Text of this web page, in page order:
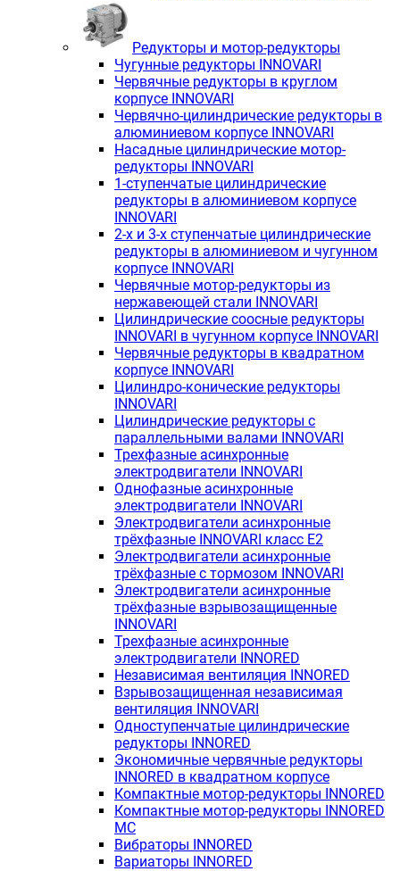
Редукторы и мотор-редукторы
Чугунные редукторы INNOVARI
Червячные редукторы в круглом
корпусе INNOVARI
Червячно-цилиндрические редукторы в
алюминиевом корпусе INNOVARI
Насадные цилиндрические мотор-
редукторы INNOVARI
1-ступенчатые цилиндрические
редукторы в алюминиевом корпусе
INNOVARI
2-х и 3-х ступенчатые цилиндрические
редукторы в алюминиевом и чугунном
корпусе INNOVARI
Червячные мотор-редукторы из
нержавеющей стали INNOVARI
Цилиндрические соосные редукторы
INNOVARI в чугунном корпусе INNOVARI
Червячные редукторы в квадратном
корпусе INNOVARI
Цилиндро-конические редукторы
INNOVARI
Цилиндрические редукторы с
параллельными валами INNOVARI
Трехфазные асинхронные
электродвигатели INNOVARI
Однофазные асинхронные
электродвигатели INNOVARI
Электродвигатели асинхронные
трёхфазные INNOVARI класс E2
Электродвигатели асинхронные
трёхфазные с тормозом INNOVARI
Электродвигатели асинхронные
трёхфазные взрывозащищенные
INNOVARI
Трехфазные асинхронные
электродвигатели INNORED
Независимая вентиляция INNORED
Взрывозащищенная независимая
вентиляция INNOVARI
Одноступенчатые цилиндрические
редукторы INNORED
Экономичные червячные редукторы
INNORED в квадратном корпусе
Компактные мотор-редукторы INNORED
Компактные мотор-редукторы INNORED
MC
Вибраторы INNORED
Вариаторы INNORED